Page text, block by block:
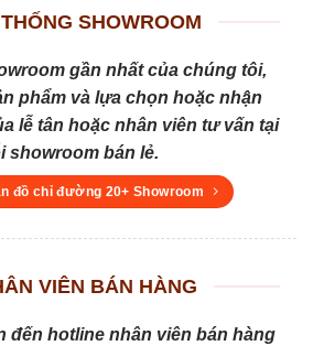
SHOWROOM
gần nhất của chúng tôi,
phẩm và lựa chọn hoặc nhận
lễ tân hoặc nhân viên tư vấn tại
showroom bán lẻ.
đồ chỉ đường 20+ Showroom
VIÊN BÁN HÀNG
đến hotline nhân viên bán hàng